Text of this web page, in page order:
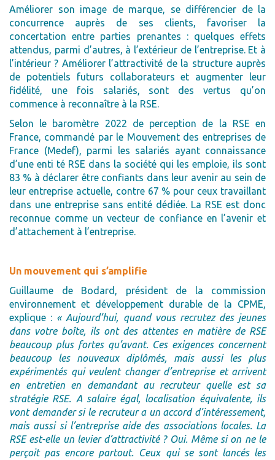
Améliorer son image de marque, se différencier de la
concurrence auprès de ses clients, favoriser la
concertation entre parties prenantes : quelques effets
attendus, parmi d’autres, à l’extérieur de l’entreprise. Et à
l’intérieur ? Améliorer l’attractivité de la structure auprès
de potentiels futurs collaborateurs et augmenter leur
fidélité, une fois salariés, sont des vertus qu’on
commence à reconnaître à la RSE.
Selon le baromètre 2022 de perception de la RSE en
France, commandé par le Mouvement des entreprises de
France (Medef), parmi les salariés ayant connaissance
d’une enti té RSE dans la société qui les emploie, ils sont
83 % à déclarer être confiants dans leur avenir au sein de
leur entreprise actuelle, contre 67 % pour ceux travaillant
dans une entreprise sans entité dédiée. La RSE est donc
reconnue comme un vecteur de confiance en l’avenir et
d’attachement à l’entreprise.
Un mouvement qui s’amplifie
Guillaume de Bodard, président de la commission
environnement et développement durable de la CPME,
explique : « Aujourd’hui, quand vous recrutez des jeunes
dans votre boîte, ils ont des attentes en matière de RSE
beaucoup plus fortes qu’avant. Ces exigences concernent
beaucoup les nouveaux diplômés, mais aussi les plus
expérimentés qui veulent changer d’entreprise et arrivent
en entretien en demandant au recruteur quelle est sa
stratégie RSE. A salaire égal, localisation équivalente, ils
vont demander si le recruteur a un accord d’intéressement,
mais aussi si l’entreprise aide des associations locales. La
RSE est-elle un levier d’attractivité ? Oui. Même si on ne le
perçoit pas encore partout. Ceux qui se sont lancés les